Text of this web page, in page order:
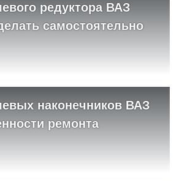
редуктора ВАЗ
самостоятельно
наконечников ВАЗ
ремонта